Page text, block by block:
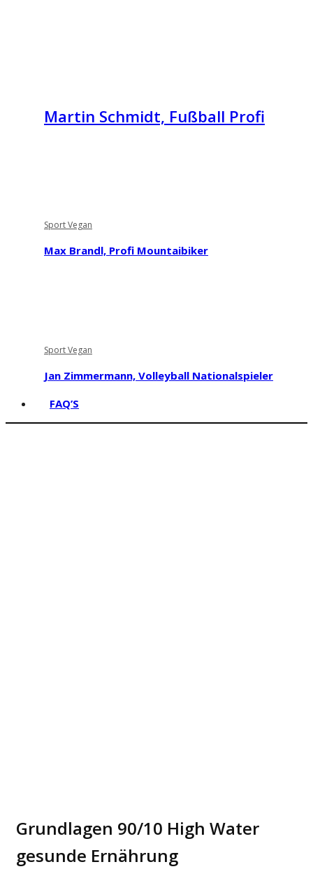
Martin Schmidt, Fußball Profi
Sport Vegan
Max Brandl, Profi Mountaibiker
Sport Vegan
Jan Zimmermann, Volleyball Nationalspieler
FAQ’S
Grundlagen 90/10 High Water
gesunde Ernährung